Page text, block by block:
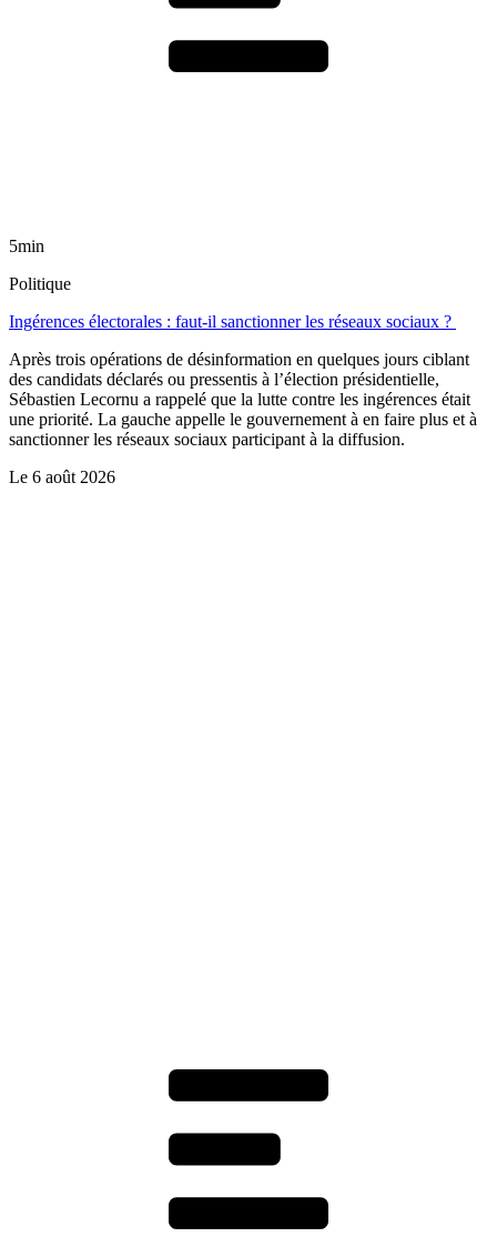
5min
Politique
Ingérences électorales : faut-il sanctionner les réseaux sociaux ?
Après trois opérations de désinformation en quelques jours ciblant
des candidats déclarés ou pressentis à l’élection présidentielle,
Sébastien Lecornu a rappelé que la lutte contre les ingérences était
une priorité. La gauche appelle le gouvernement à en faire plus et à
sanctionner les réseaux sociaux participant à la diffusion.
Le 6 août 2026